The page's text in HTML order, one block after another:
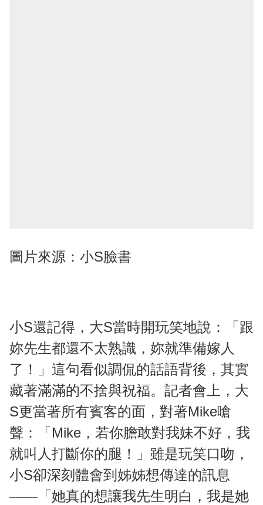
圖片來源：小S臉書
小S還記得，大S當時開玩笑地說：「跟
妳先生都還不太熟識，妳就準備嫁人
了！」這句看似調侃的話語背後，其實
藏著滿滿的不捨與祝福。記者會上，大
S更當著所有賓客的面，對著Mike嗆
聲：「Mike，若你膽敢對我妹不好，我
就叫人打斷你的腿！」雖是玩笑口吻，
小S卻深刻體會到姊姊想傳達的訊息
——「她真的想讓我先生明白，我是她